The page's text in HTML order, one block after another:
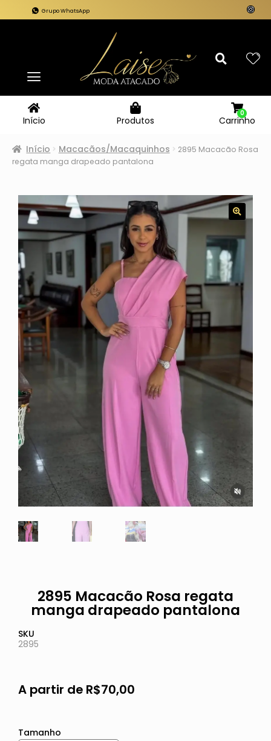
Grupo WhatsApp
Início Produtos Carrinho
0
Início Macacãos/Macaquinhos
2895 Macacão Rosa
regata manga drapeado pantalona
2895 Macacão Rosa regata
manga drapeado pantalona
SKU
2895
A partir de R$70,00
Tamanho